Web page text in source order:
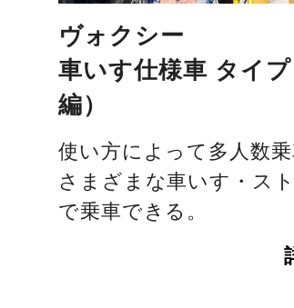
ヴォクシー
車いす仕様車 タイ
編）
使い方によって多人数乗
さまざまな車いす・ス
で乗車できる。